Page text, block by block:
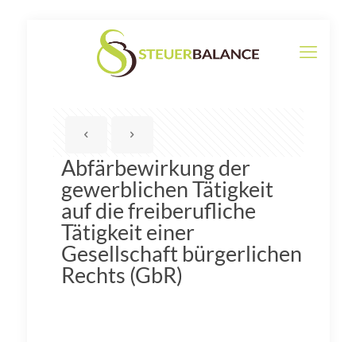
Abfärbewirkung der
gewerblichen Tätigkeit
auf die freiberufliche
Tätigkeit einer
Gesellschaft bürgerlichen
Rechts (GbR)